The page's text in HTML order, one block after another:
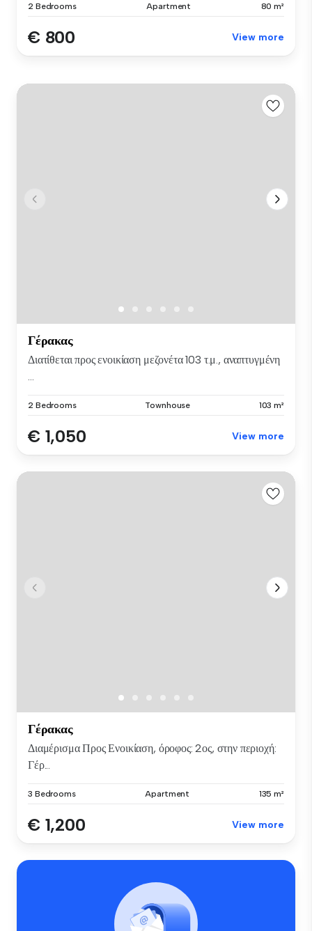
2 Bedrooms Apartment 80 m²
€ 800 View more
Γέρακας
Διατίθεται προς ενοικίαση μεζονέτα 103 τ.μ., αναπτυγμένη
...
2 Bedrooms Townhouse 103 m²
€ 1,050 View more
Γέρακας
Διαμέρισμα Προς Ενοικίαση, όροφος: 2ος, στην περιοχή:
Γέρ...
3 Bedrooms Apartment 135 m²
€ 1,200 View more